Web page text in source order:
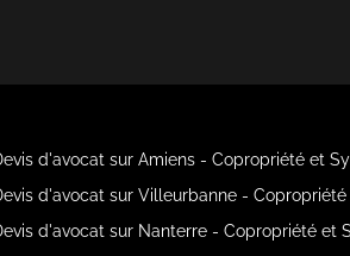
d'avocat sur Amiens - Copropriété et
d'avocat sur Villeurbanne -
d'avocat sur Nanterre - Copropriété et